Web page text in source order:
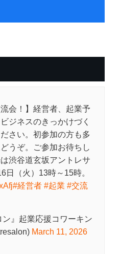
流会！】経営者、起業予
ジネスのきっかけづく
さい。初参加の方も多
うぞ。ご参加お待ちし
渋谷道玄坂アントレサ
日（火）13時～15時。
#経営者 #起業 #交流
』起業応援コワーキン
March 11, 2026